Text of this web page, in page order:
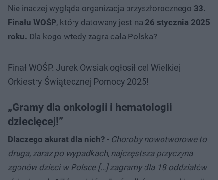
Nie inaczej wygląda organizacja przyszłorocznego 33.
Finału WOŚP, który datowany jest na 26 stycznia 2025
roku. Dla kogo wtedy zagra cała Polska?
Finał WOŚP. Jurek Owsiak ogłosił cel Wielkiej
Orkiestry Świątecznej Pomocy 2025!
„Gramy dla onkologii i hematologii
dziecięcej!”
Dlaczego akurat dla nich? - Choroby nowotworowe to
druga, zaraz po wypadkach, najczęstsza przyczyna
zgonów dzieci w Polsce […] zagramy dla 18 oddziałów